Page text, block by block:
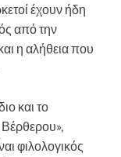
έχουν ήδη
από την
η αλήθεια που
και το
φιλολογικός